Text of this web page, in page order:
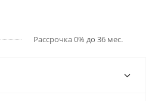
Рассрочка 0% до 36 мес.